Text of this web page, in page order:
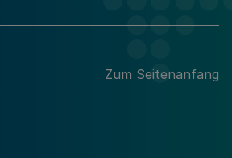
Zum Seitenanfang